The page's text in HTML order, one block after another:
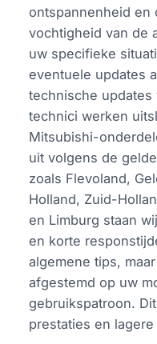
ontspannenheid en
vochtigheid van de
uw specifieke
eventuele updates
technische updates
technici werken
Mitsubishi-
uit volgens de
zoals Flevoland,
Holland, Zuid-
en Limburg staan
en korte
algemene tips,
afgestemd op uw
gebruikspatroon.
prestaties en